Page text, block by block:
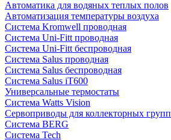
Автоматика для водяных теплых полов
Автоматизация температуры воздуха
Система Kromwell проводная
Система Uni-Fitt проводная
Система Uni-Fitt беспроводная
Система Salus проводная
Система Salus беспроводная
Система Salus iT600
Универсальные термостаты
Система Watts Vision
Сервоприводы для коллекторных групп
Система BERG
Система Tech